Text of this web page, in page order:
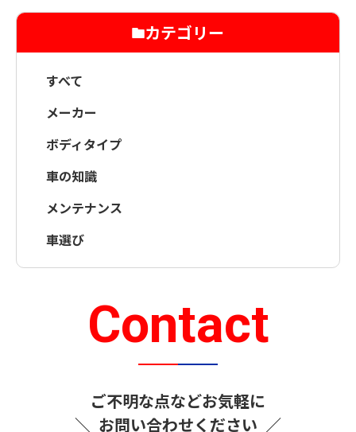
カテゴリー
すべて
メーカー
ボディタイプ
車の知識
メンテナンス
車選び
Contact
＼
ご不明な点などお気軽に
お問い合わせください ／